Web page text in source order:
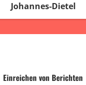
Johannes-Dietel
Einreichen von Berichten